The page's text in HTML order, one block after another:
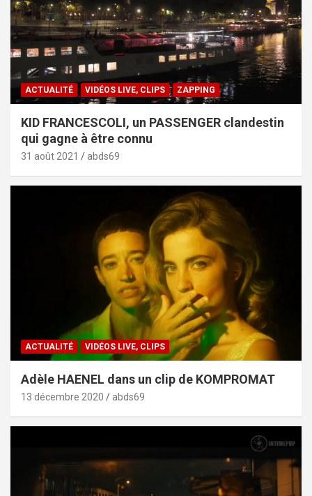
ACTUALITÉ VIDÉOS LIVE, CLIPS ZAPPING
KID FRANCESCOLI, un PASSENGER clandestin
qui gagne à être connu
31 août 2021 abds69
ACTUALITÉ VIDÉOS LIVE, CLIPS
Adèle HAENEL dans un clip de KOMPROMAT
13 décembre 2020 abds69